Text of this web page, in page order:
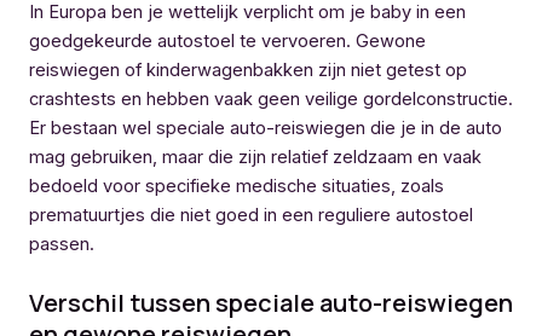
In Europa ben je wettelijk verplicht om je baby in een
goedgekeurde autostoel te vervoeren. Gewone
reiswiegen of kinderwagenbakken zijn niet getest op
crashtests en hebben vaak geen veilige gordelconstructie.
Er bestaan wel speciale auto-reiswiegen die je in de auto
mag gebruiken, maar die zijn relatief zeldzaam en vaak
bedoeld voor specifieke medische situaties, zoals
prematuurtjes die niet goed in een reguliere autostoel
passen.
Verschil tussen speciale auto-reiswiegen